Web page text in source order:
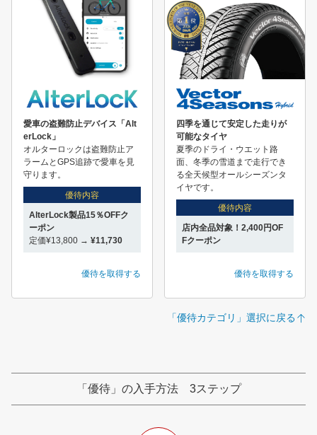
愛車の盗難防止デバイス「Alt
erLock」
オルターロックは盗難防止ア
ラームとGPS追跡で愛車を見
守ります。
優待内容
AlterLock製品15％OFFク
ーポン
定価¥13,800 → ¥11,730
優待を取得する
四季を通じて安定した走りが
可能なタイヤ
夏季のドライ・ウエット路
面、冬季の雪道まで走行でき
る全天候型オールシーズンタ
イヤです。
優待内容
店内全品対象！2,400円OF
Fクーポン
優待を取得する
「優待カテゴリ」選択に戻る
「優待」の入手方法 3ステップ